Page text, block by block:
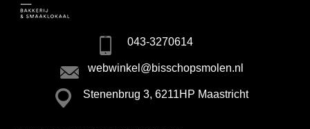
043-3270614
webwinkel@bisschopsmolen.nl
Stenenbrug 3, 6211HP Maastricht